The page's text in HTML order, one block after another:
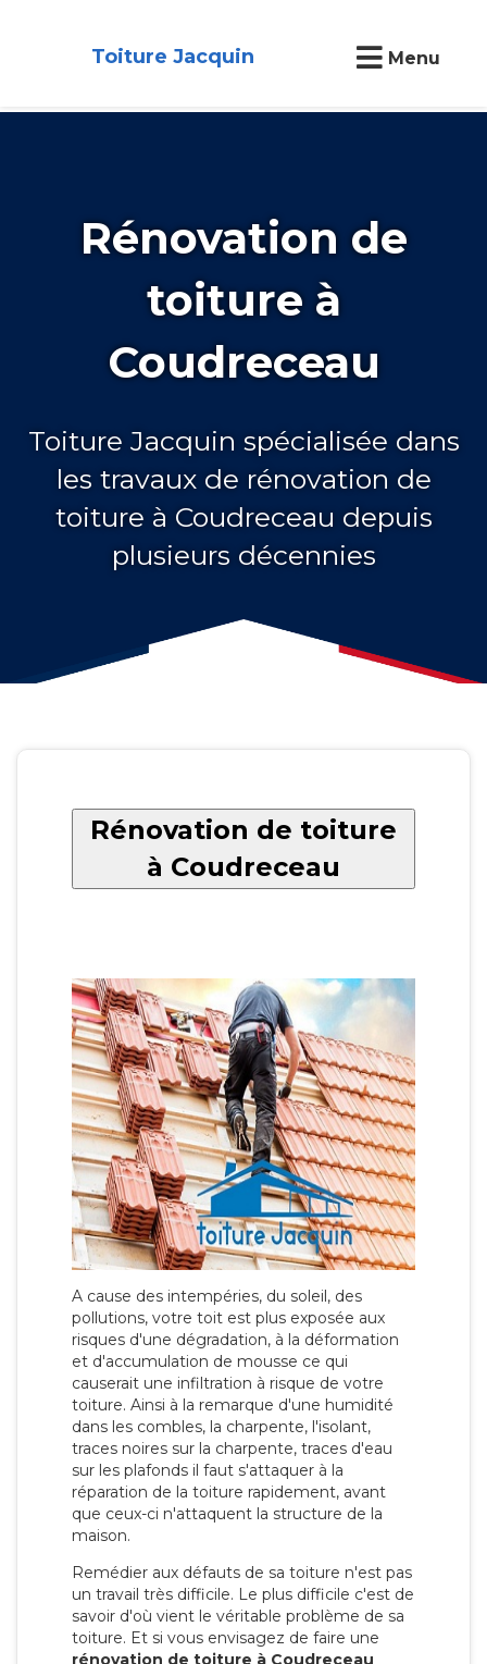
Toiture Jacquin Menu
Rénovation de
toiture à
Coudreceau
Toiture Jacquin spécialisée dans
les travaux de rénovation de
toiture à Coudreceau depuis
plusieurs décennies
Rénovation de toiture
à Coudreceau
A cause des intempéries, du soleil, des
pollutions, votre toit est plus exposée aux
risques d'une dégradation, à la déformation
et d'accumulation de mousse ce qui
causerait une infiltration à risque de votre
toiture. Ainsi à la remarque d'une humidité
dans les combles, la charpente, l'isolant,
traces noires sur la charpente, traces d'eau
sur les plafonds il faut s'attaquer à la
réparation de la toiture rapidement, avant
que ceux-ci n'attaquent la structure de la
maison.
Remédier aux défauts de sa toiture n'est pas
un travail très difficile. Le plus difficile c'est de
savoir d'où vient le véritable problème de sa
toiture. Et si vous envisagez de faire une
rénovation de toiture à Coudreceau